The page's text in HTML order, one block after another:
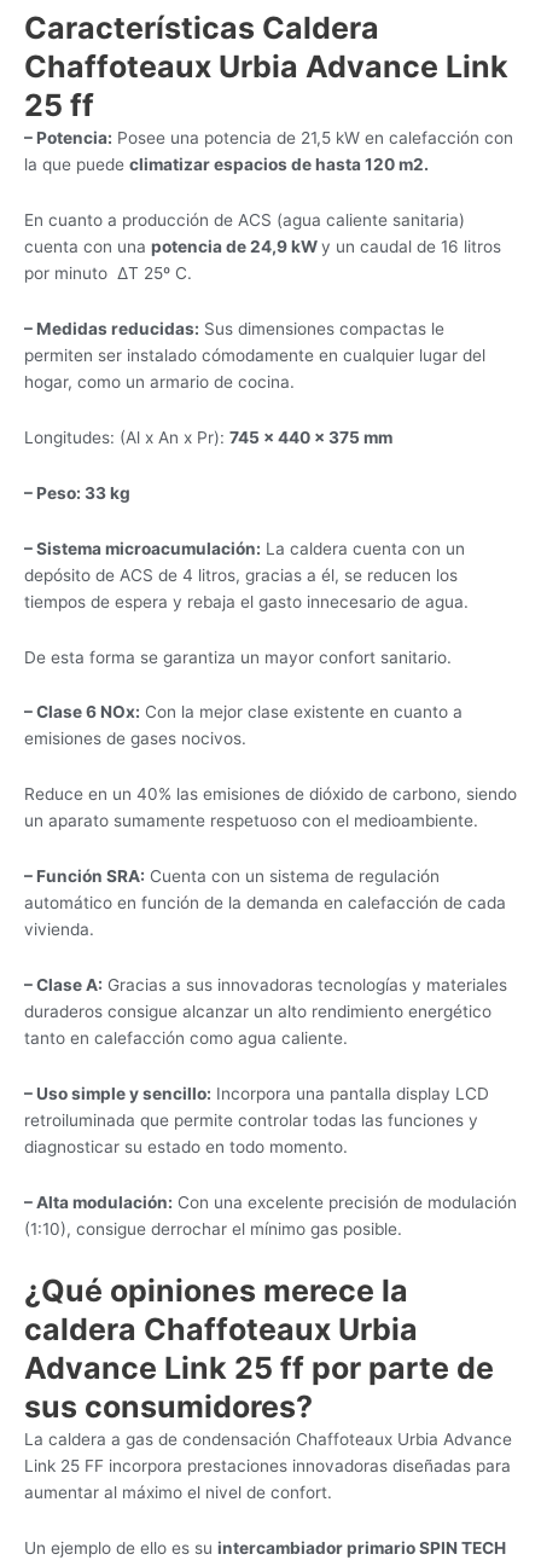
Características Caldera
Chaffoteaux Urbia Advance Link
25 ff
– Potencia: Posee una potencia de 21,5 kW en calefacción con
la que puede climatizar espacios de hasta 120 m2.
En cuanto a producción de ACS (agua caliente sanitaria)
cuenta con una potencia de 24,9 kWy un caudal de 16 litros
por minuto ΔT 25º C.
– Medidas reducidas: Sus dimensiones compactas le
permiten ser instalado cómodamente en cualquier lugar del
hogar, como un armario de cocina.
Longitudes: (Al x An x Pr): 745 x 440 x 375 mm
– Peso: 33 kg
– Sistema microacumulación: La caldera cuenta con un
depósito de ACS de 4 litros, gracias a él, se reducen los
tiempos de espera y rebaja el gasto innecesario de agua.
De esta forma se garantiza un mayor confort sanitario.
– Clase 6 NOx: Con la mejor clase existente en cuanto a
emisiones de gases nocivos.
Reduce en un 40% las emisiones de dióxido de carbono, siendo
un aparato sumamente respetuoso con el medioambiente.
– Función SRA: Cuenta con un sistema de regulación
automático en función de la demanda en calefacción de cada
vivienda.
– Clase A: Gracias a sus innovadoras tecnologías y materiales
duraderos consigue alcanzar un alto rendimiento energético
tanto en calefacción como agua caliente.
– Uso simple y sencillo: Incorpora una pantalla display LCD
retroiluminada que permite controlar todas las funciones y
diagnosticar su estado en todo momento.
– Alta modulación: Con una excelente precisión de modulación
(1:10), consigue derrochar el mínimo gas posible.
¿Qué opiniones merece la
caldera Chaffoteaux Urbia
Advance Link 25 ff por parte de
sus consumidores?
La caldera a gas de condensación Chaffoteaux Urbia Advance
Link 25 FF incorpora prestaciones innovadoras diseñadas para
aumentar al máximo el nivel de confort.
Un ejemplo de ello es su intercambiador primario SPIN TECH